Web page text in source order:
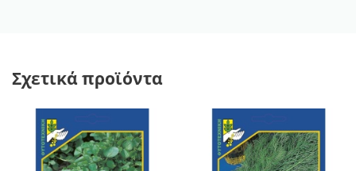
Σχετικά προϊόντα